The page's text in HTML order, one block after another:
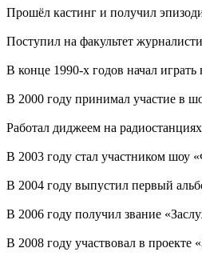
Прошёл кастинг и получил
Поступил на факультет
В конце 1990-х годов начал
В 2000 году принимал участие в
Работал диджеем на
В 2003 году стал участником шоу
В 2004 году выпустил первый
В 2006 году получил звание
В 2008 году участвовал в проекте